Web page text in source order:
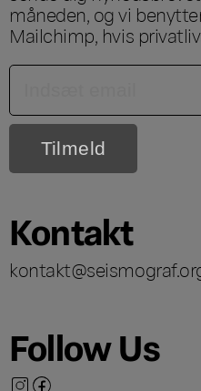
måneden, og vi
Mailchimp, hvis
Kontakt
Follow Us